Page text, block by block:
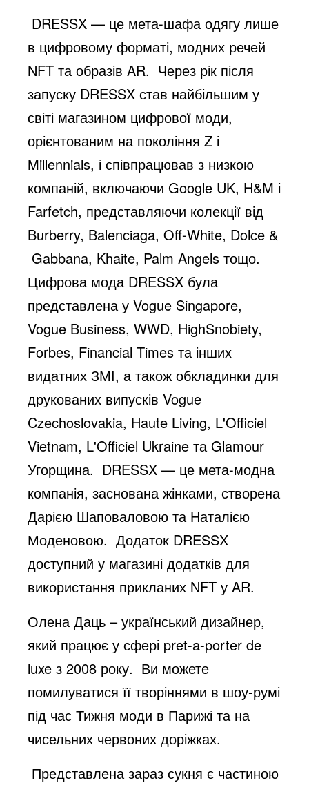
DRESSX — це мета-шафа одягу лише
в цифровому форматі, модних речей
NFT та образів AR. Через рік після
запуску DRESSX став найбільшим у
світі магазином цифрової моди,
орієнтованим на покоління Z і
Millennials, і співпрацював з низкою
компаній, включаючи Google UK, H&M і
Farfetch, представляючи колекції від
Burberry, Balenciaga, Off-White, Dolce &
Gabbana, Khaite, Palm Angels тощо.
Цифрова мода DRESSX була
представлена ​​у Vogue Singapore,
Vogue Business, WWD, HighSnobiety,
Forbes, Financial Times та інших
видатних ЗМІ, а також обкладинки для
друкованих випусків Vogue
Czechoslovakia, Haute Living, L'Officiel
Vietnam, L'Officiel Ukraine та Glamour
Угорщина. DRESSX — це мета-модна
компанія, заснована жінками, створена
Дарією Шаповаловою та Наталією
Моденовою. Додаток DRESSX
доступний у магазині додатків для
використання прикланих NFT у AR.
Олена Даць – український дизайнер,
який працює у сфері pret-a-porter de
luxe з 2008 року. Ви можете
помилуватися її творіннями в шоу-румі
під час Тижня моди в Парижі та на
чисельних червоних доріжках.
Представлена ​​зараз сукня є частиною